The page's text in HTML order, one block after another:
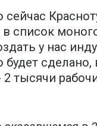
сейчас
список
у нас
будет сделано,
2 тысячи